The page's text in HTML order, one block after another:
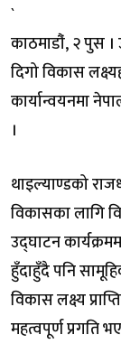
`
काठमाडौं‌, २ पुस ।
दिगो विकास
कार्यान्वयनमा
।
थाइल्याण्डको
विकासका लागि
उद्घाटन
हुँदाहुँदै पनि
विकास लक्ष्य
महत्वपूर्ण प्रगति